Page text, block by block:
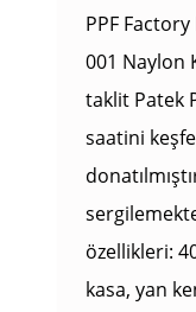
PPF
001 Naylon
taklit Patek
saatini
özellikleri:
kasa, yan